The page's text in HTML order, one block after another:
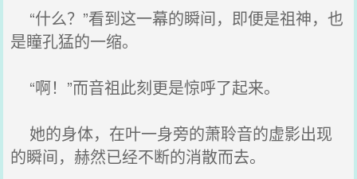
“什么？”看到这一幕的瞬间，即便是祖神，也
是瞳孔猛的一缩。
“啊！”而音祖此刻更是惊呼了起来。
她的身体，在叶一身旁的萧聆音的虚影出现
的瞬间，赫然已经不断的消散而去。